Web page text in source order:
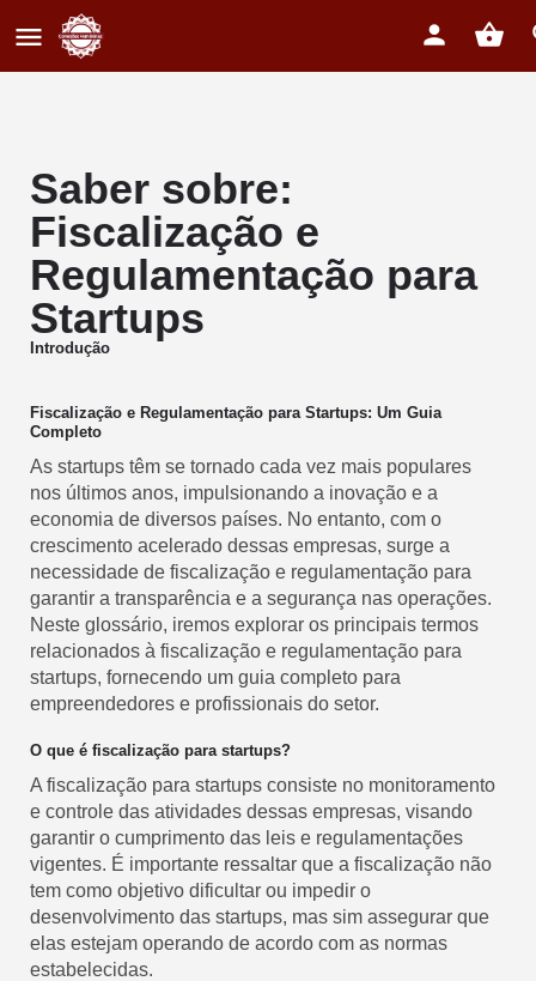
Saber sobre:
Fiscalização e
Regulamentação para
Startups
Introdução
Fiscalização e Regulamentação para Startups: Um Guia
Completo
As startups têm se tornado cada vez mais populares
nos últimos anos, impulsionando a inovação e a
economia de diversos países. No entanto, com o
crescimento acelerado dessas empresas, surge a
necessidade de fiscalização e regulamentação para
garantir a transparência e a segurança nas operações.
Neste glossário, iremos explorar os principais termos
relacionados à fiscalização e regulamentação para
startups, fornecendo um guia completo para
empreendedores e profissionais do setor.
O que é fiscalização para startups?
A fiscalização para startups consiste no monitoramento
e controle das atividades dessas empresas, visando
garantir o cumprimento das leis e regulamentações
vigentes. É importante ressaltar que a fiscalização não
tem como objetivo dificultar ou impedir o
desenvolvimento das startups, mas sim assegurar que
elas estejam operando de acordo com as normas
estabelecidas.